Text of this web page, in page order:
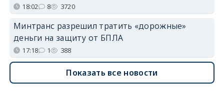
18:02 8 3720
Минтранс разрешил тратить «дорожные»
деньги на защиту от БПЛА
17:18 1 388
Показать все новости